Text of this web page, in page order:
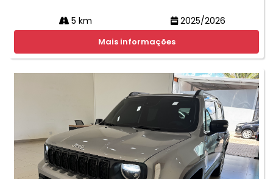
5 km 2025/2026
Mais informações